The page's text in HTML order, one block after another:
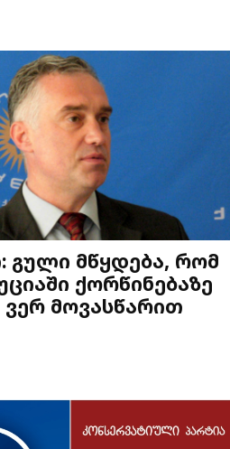
გული მწყდება, რომ
ქორწინებაზე
ვერ მოვასწარით